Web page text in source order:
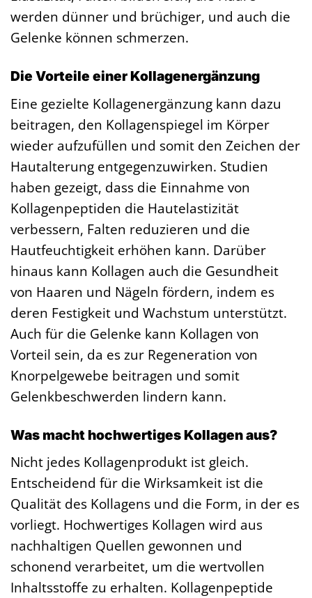
werden dünner und brüchiger, und auch die
Gelenke können schmerzen.
Die Vorteile einer Kollagenergänzung
Eine gezielte Kollagenergänzung kann dazu
beitragen, den Kollagenspiegel im Körper
wieder aufzufüllen und somit den Zeichen der
Hautalterung entgegenzuwirken. Studien
haben gezeigt, dass die Einnahme von
Kollagenpeptiden die Hautelastizität
verbessern, Falten reduzieren und die
Hautfeuchtigkeit erhöhen kann. Darüber
hinaus kann Kollagen auch die Gesundheit
von Haaren und Nägeln fördern, indem es
deren Festigkeit und Wachstum unterstützt.
Auch für die Gelenke kann Kollagen von
Vorteil sein, da es zur Regeneration von
Knorpelgewebe beitragen und somit
Gelenkbeschwerden lindern kann.
Was macht hochwertiges Kollagen aus?
Nicht jedes Kollagenprodukt ist gleich.
Entscheidend für die Wirksamkeit ist die
Qualität des Kollagens und die Form, in der es
vorliegt. Hochwertiges Kollagen wird aus
nachhaltigen Quellen gewonnen und
schonend verarbeitet, um die wertvollen
Inhaltsstoffe zu erhalten. Kollagenpeptide